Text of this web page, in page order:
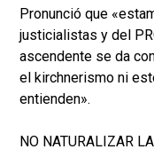
Pronunció que
justicialistas y del
ascendente se da
el kirchnerismo ni
entienden».
NO NATURALIZAR